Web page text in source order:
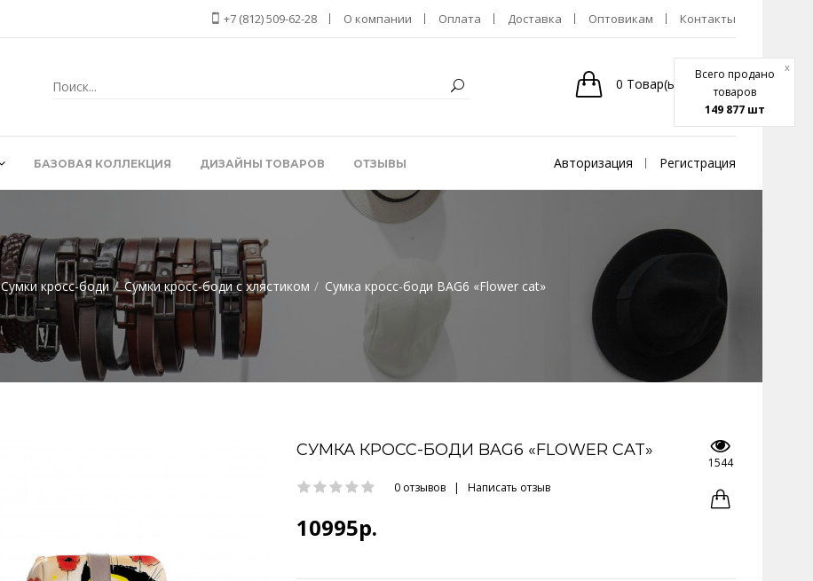
Всего продано
товаров
149 877 шт
x
+7 (812) 509-62-28 О компании Оплата Доставка Оптовикам Контакты
0 Товар(ы) 0р.
БАЗОВАЯ КОЛЛЕКЦИЯ ДИЗАЙНЫ ТОВАРОВ ОТЗЫВЫ Авторизация Регистрация
Сумки кросс-боди Сумки кросс-боди с хлястиком Сумка кросс-боди BAG6 «Flower cat»
СУМКА КРОСС-БОДИ BAG6 «FLOWER CAT»
0 отзывов | Написать отзыв
10995р.
1544